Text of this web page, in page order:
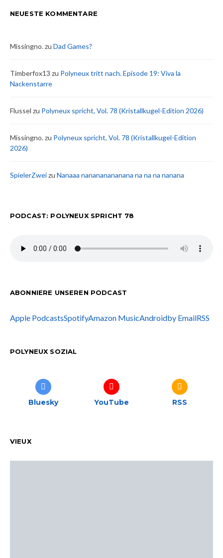
NEUESTE KOMMENTARE
Missingno.zu Dad Games?
Timberfox13 zu Polyneux tritt nach. Episode 19: Viva la
Nackenstarre
Flussel zu Polyneux spricht, Vol. 78 (Kristallkugel-Edition 2026)
Missingno.zu Polyneux spricht, Vol. 78 (Kristallkugel-Edition
2026)
SpielerZweizu Nanaaa nanananananana na na na nanana
PODCAST: POLYNEUX SPRICHT 78
ABONNIERE UNSEREN PODCAST
Apple PodcastsSpotifyAmazon MusicAndroidby EmailRSS
POLYNEUX SOZIAL
Bluesky YouTube RSS
VIEUX